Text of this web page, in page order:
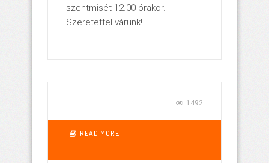
szentmisét 12.00 órakor.
Szeretettel várunk!
1492
READ MORE